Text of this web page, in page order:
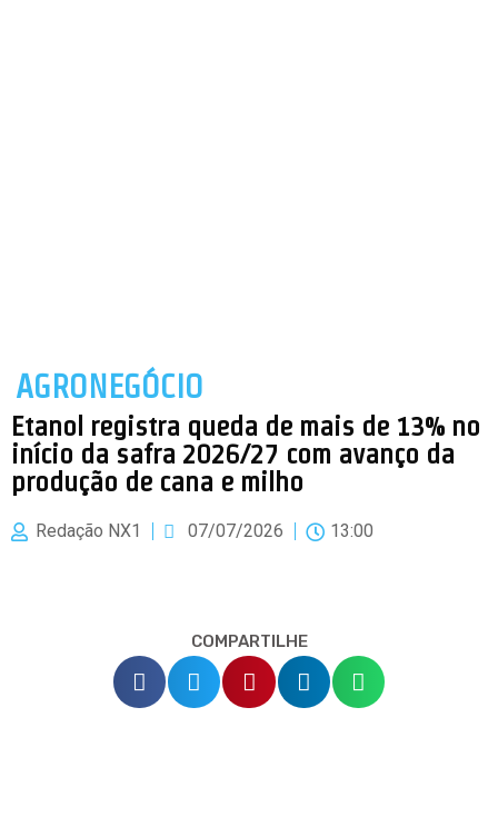
AGRONEGÓCIO
Etanol registra queda de mais de 13% no
início da safra 2026/27 com avanço da
produção de cana e milho
Redação NX1 07/07/2026 13:00
COMPARTILHE